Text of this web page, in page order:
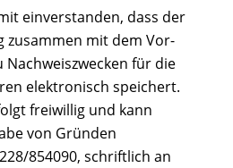
einverstanden, dass der
zusammen mit dem Vor-
Nachweiszwecken für die
elektronisch speichert.
freiwillig und kann
von Gründen
854090, schriftlich an